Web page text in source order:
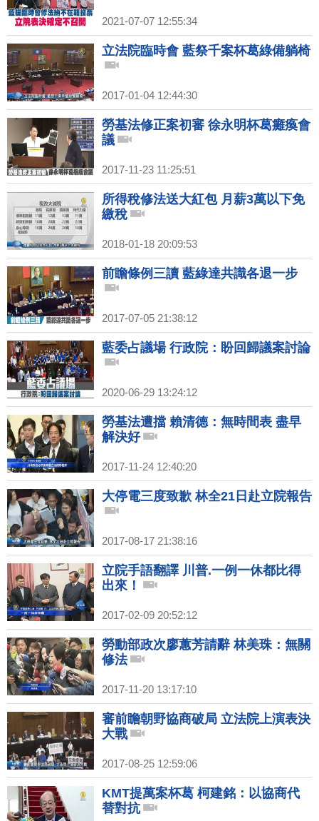
2021-07-07 12:55:34
立法院臨時會 藍祭千案杯葛綠備躺椅
2017-01-04 12:44:30
勞基法修正案初審 徐永明杯葛癱瘓會
議
2017-11-23 11:25:51
所得稅修法送大紅包 月薪3萬以下免
繳稅
2018-01-18 20:09:53
前瞻條例三讀 藍綠達共識各退一步
2017-07-05 21:38:12
藍委占議場 行政院：盼回歸議案討論
2020-06-29 13:24:12
勞基法遭擋 賴清德：無時間表 盡早
解決好
2017-11-24 12:40:20
大停電三度致歉 林全21日赴立院報告
2017-08-17 21:38:16
立院手語翻譯 川普.一例一休都比得
出來！
2017-02-09 20:52:12
勞動部政次廖蕙芳請辭 林美珠：無關
修法
2017-11-20 13:17:10
審前瞻朝野協商破局 立法院上演表決
大戰
2017-08-25 12:59:06
KMT提萬案杯葛 柯建銘：以協商代
替對抗